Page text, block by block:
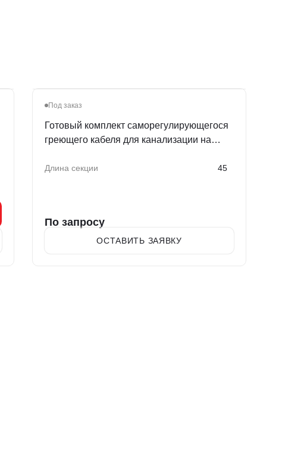
Под заказ
Готовый комплект саморегулирующегося
греющего кабеля для канализации на
Длина секции 45
По запросу
ОСТАВИТЬ ЗАЯВКУ